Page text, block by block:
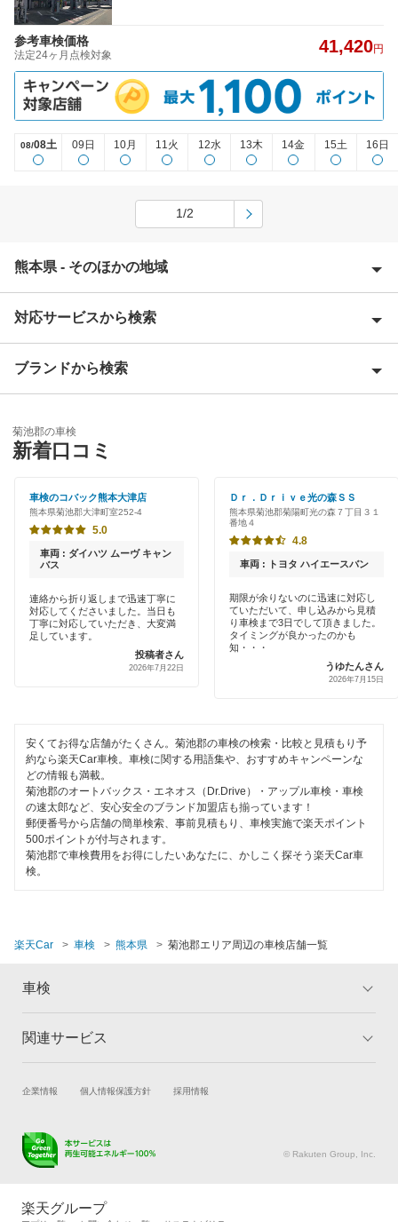
参考車検価格
法定24ヶ月点検対象 41,420円
08/08土 09日 10月 11火 12水 13木 14金 15土 16日
1/2
熊本県 - そのほかの地域
葦北郡
阿蘇市
天草郡
天草市
荒尾市
宇城市
宇土市
上天草市
合志市
下益城郡
玉名郡
玉名市
水俣市
八代市
山鹿市
閉じる
対応サービスから検索
Award 受賞店
特典あり
土日祝OK
代車あり
輸入車OK
1日車検
夜間受付
整備保証
コンピューター診断
ブランドから検索
南国あんしん車検
菊池郡の車検
新着口コミ
車検のコバック熊本大津店
熊本県菊池郡大津町室252-4
5.0
車両 : ダイハツ ムーヴ キャン
バス
連絡から折り返しまで迅速丁寧に
対応してくださいました。当日も
丁寧に対応していただき、大変満
足しています。
投稿者さん
2026年7月22日
Ｄｒ．Ｄｒｉｖｅ光の森ＳＳ
熊本県菊池郡菊陽町光の森７丁目３１
番地４
4.8
車両 : トヨタ ハイエースバン
期限が余りないのに迅速に対応し
ていただいて、申し込みから見積
り車検まで3日でして頂きました。
タイミングが良かったのかも
知・・・
うゆたんさん
2026年7月15日
安くてお得な店舗がたくさん。菊池郡の車検の検索・比較と見積もり予
約なら楽天Car車検。車検に関する用語集や、おすすめキャンペーンな
どの情報も満載。
菊池郡のオートバックス・エネオス（Dr.Drive）・アップル車検・車検
の速太郎など、安心安全のブランド加盟店も揃っています！
郵便番号から店舗の簡単検索、事前見積もり、車検実施で楽天ポイント
500ポイントが付与されます。
菊池郡で車検費用をお得にしたいあなたに、かしこく探そう楽天Car車
検。
楽天Car 車検 熊本県 菊池郡エリア周辺の車検店舗一覧
車検
トップ
車検の基礎知識 キャンペーン一覧
関連サービス
試乗・商談 新車購入
キズ修理予約
メンテナンス管理
タイヤ交換サービス
企業情報 個人情報保護方針 採用情報
© Rakuten Group, Inc.
楽天グループ